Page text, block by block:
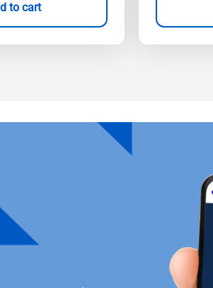
to cart